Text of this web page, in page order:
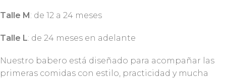
Talle M : de 12 a 24 meses
Talle L: de 24 meses en adelante
Nuestro babero está diseñado para acompañar las
primeras comidas con estilo, practicidad y mucha